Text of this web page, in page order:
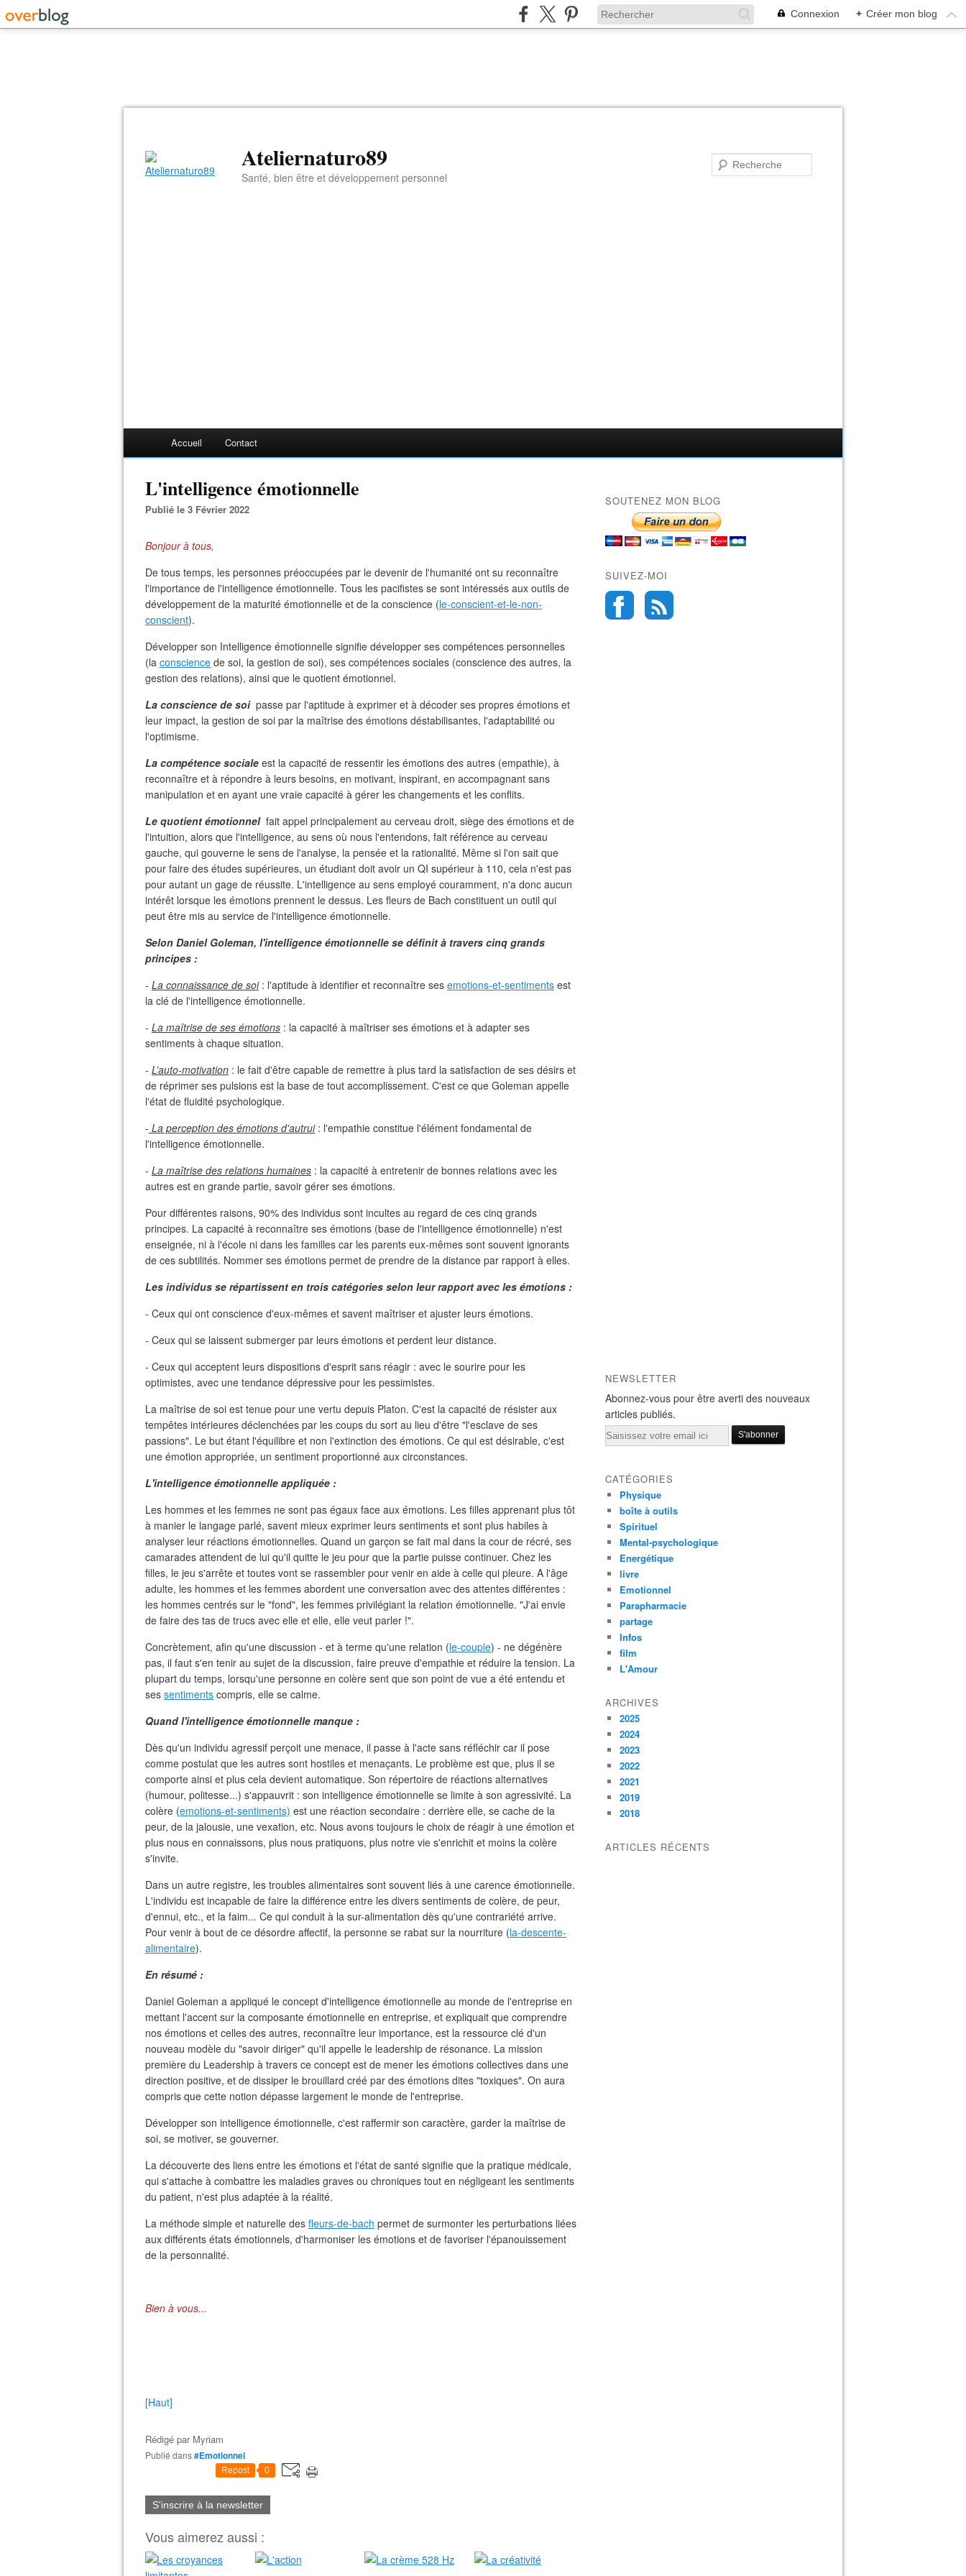
Connexion + Créer mon blog
Ateliernaturo89
Santé, bien être et développement personnel
Accueil Contact
L'intelligence émotionnelle
Publié le 3 Février 2022
Bonjour à tous,
De tous temps, les personnes préoccupées par le devenir de l'humanité ont su reconnaître
l'importance de l'intelligence émotionnelle. Tous les pacifistes se sont intéressés aux outils de
développement de la maturité émotionnelle et de la conscience (le-conscient-et-le-non-
conscient).
Développer son Intelligence émotionnelle signifie développer ses compétences personnelles
(la conscience de soi, la gestion de soi), ses compétences sociales (conscience des autres, la
gestion des relations), ainsi que le quotient émotionnel.
La conscience de soipasse par l'aptitude à exprimer et à décoder ses propres émotions et
leur impact, la gestion de soi par la maîtrise des émotions déstabilisantes, l'adaptabilité ou
l'optimisme.
La compétence sociale est la capacité de ressentir les émotions des autres (empathie), à
reconnaître et à répondre à leurs besoins, en motivant, inspirant, en accompagnant sans
manipulation et en ayant une vraie capacité à gérer les changements et les conflits.
Le quotient émotionnelfait appel principalement au cerveau droit, siège des émotions et de
l'intuition, alors que l'intelligence, au sens où nous l'entendons, fait référence au cerveau
gauche, qui gouverne le sens de l'analyse, la pensée et la rationalité. Même si l'on sait que
pour faire des études supérieures, un étudiant doit avoir un QI supérieur à 110, cela n'est pas
pour autant un gage de réussite. L'intelligence au sens employé couramment, n'a donc aucun
intérêt lorsque les émotions prennent le dessus. Les fleurs de Bach constituent un outil qui
peut être mis au service de l'intelligence émotionnelle.
Selon Daniel Goleman, l'intelligence émotionnelle se définit à travers cinq grands
principes :
- La connaissance de soi: l'aptitude à identifier et reconnaître ses emotions-et-sentiments est
la clé de l'intelligence émotionnelle.
- La maîtrise de ses émotions : la capacité à maîtriser ses émotions et à adapter ses
sentiments à chaque situation.
- L’auto-motivation : le fait d'être capable de remettre à plus tard la satisfaction de ses désirs et
de réprimer ses pulsions est la base de tout accomplissement. C'est ce que Goleman appelle
l'état de fluidité psychologique.
- La perception des émotions d'autrui: l'empathie constitue l'élément fondamental de
l'intelligence émotionnelle.
- La maîtrise des relations humaines : la capacité à entretenir de bonnes relations avec les
autres est en grande partie, savoir gérer ses émotions.
Pour différentes raisons, 90% des individus sont incultes au regard de ces cinq grands
principes. La capacité à reconnaître ses émotions (base de l'intelligence émotionnelle) n'est
enseignée, ni à l'école ni dans les familles car les parents eux-mêmes sont souvent ignorants
de ces subtilités. Nommer ses émotions permet de prendre de la distance par rapport à elles.
Les individus se répartissent en trois catégories selon leur rapport avec les émotions :
- Ceux qui ont conscience d'eux-mêmes et savent maîtriser et ajuster leurs émotions.
- Ceux qui se laissent submerger par leurs émotions et perdent leur distance.
- Ceux qui acceptent leurs dispositions d'esprit sans réagir : avec le sourire pour les
optimistes, avec une tendance dépressive pour les pessimistes.
La maîtrise de soi est tenue pour une vertu depuis Platon. C'est la capacité de résister aux
tempêtes intérieures déclenchées par les coups du sort au lieu d'être "l'esclave de ses
passions". Le but étant l'équilibre et non l'extinction des émotions. Ce qui est désirable, c'est
une émotion appropriée, un sentiment proportionné aux circonstances.
L'intelligence émotionnelle appliquée :
Les hommes et les femmes ne sont pas égaux face aux émotions. Les filles apprenant plus tôt
à manier le langage parlé, savent mieux exprimer leurs sentiments et sont plus habiles à
analyser leur réactions émotionnelles. Quand un garçon se fait mal dans la cour de récré, ses
camarades attendent de lui qu'il quitte le jeu pour que la partie puisse continuer. Chez les
filles, le jeu s'arrête et toutes vont se rassembler pour venir en aide à celle qui pleure. A l'âge
adulte, les hommes et les femmes abordent une conversation avec des attentes différentes :
les hommes centrés sur le "fond", les femmes privilégiant la relation émotionnelle. "J'ai envie
de faire des tas de trucs avec elle et elle, elle veut parler !".
Concrètement, afin qu'une discussion - et à terme qu'une relation (le-couple) - ne dégénère
pas, il faut s'en tenir au sujet de la discussion, faire preuve d'empathie et réduire la tension. La
plupart du temps, lorsqu'une personne en colère sent que son point de vue a été entendu et
ses sentiments compris, elle se calme.
Quand l'intelligence émotionnelle manque :
Dès qu'un individu agressif perçoit une menace, il passe à l'acte sans réfléchir car il pose
comme postulat que les autres sont hostiles et menaçants. Le problème est que, plus il se
comporte ainsi et plus cela devient automatique. Son répertoire de réactions alternatives
(humour, politesse...) s'appauvrit : son intelligence émotionnelle se limite à son agressivité. La
colère (emotions-et-sentiments) est une réaction secondaire : derrière elle, se cache de la
peur, de la jalousie, une vexation, etc. Nous avons toujours le choix de réagir à une émotion et
plus nous en connaissons, plus nous pratiquons, plus notre vie s'enrichit et moins la colère
s'invite.
Dans un autre registre, les troubles alimentaires sont souvent liés à une carence émotionnelle.
L'individu est incapable de faire la différence entre les divers sentiments de colère, de peur,
d'ennui, etc., et la faim... Ce qui conduit à la sur-alimentation dès qu'une contrariété arrive.
Pour venir à bout de ce désordre affectif, la personne se rabat sur la nourriture (la-descente-
alimentaire).
En résumé :
Daniel Goleman a appliqué le concept d'intelligence émotionnelle au monde de l'entreprise en
mettant l'accent sur la composante émotionnelle en entreprise, et expliquait que comprendre
nos émotions et celles des autres, reconnaître leur importance, est la ressource clé d'un
nouveau modèle du "savoir diriger" qu'il appelle le leadership de résonance. La mission
première du Leadership à travers ce concept est de mener les émotions collectives dans une
direction positive, et de dissiper le brouillard créé par des émotions dites "toxiques". On aura
compris que cette notion dépasse largement le monde de l'entreprise.
Développer son intelligence émotionnelle, c'est raffermir son caractère, garder la maîtrise de
soi, se motiver, se gouverner.
La découverte des liens entre les émotions et l'état de santé signifie que la pratique médicale,
qui s'attache à combattre les maladies graves ou chroniques tout en négligeant les sentiments
du patient, n'est plus adaptée à la réalité.
La méthode simple et naturelle des fleurs-de-bach permet de surmonter les perturbations liées
aux différents états émotionnels, d'harmoniser les émotions et de favoriser l'épanouissement
de la personnalité.
Bien à vous...
[Haut]
Rédigé par Myriam
Publié dans#Emotionnel
Repost 0
S'inscrire à la newsletter
Vous aimerez aussi :
SOUTENEZ MON BLOG
SUIVEZ-MOI
NEWSLETTER
Abonnez-vous pour être averti des nouveaux
articles publiés.
Email
CATÉGORIES
Physique
boîte à outils
Spirituel
Mental-psychologique
Energétique
livre
Emotionnel
Parapharmacie
partage
Infos
film
L'Amour
ARCHIVES
2025
2024
2023
2022
2021
2019
2018
ARTICLES RÉCENTS